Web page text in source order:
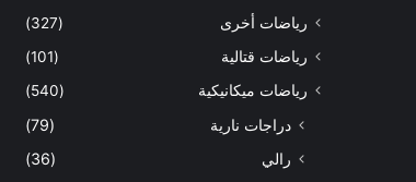
رياضات أخرى
(327)
رياضات قتالية
(101)
رياضات ميكانيكية
(540)
دراجات نارية
(79)
رالي
(36)